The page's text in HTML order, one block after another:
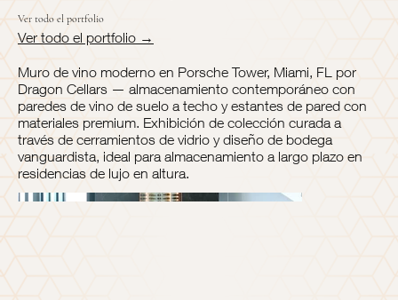
Ver todo el portfolio
Ver todo el portfolio →
Muro de vino moderno en Porsche Tower, Miami, FL por
Dragon Cellars — almacenamiento contemporáneo con
paredes de vino de suelo a techo y estantes de pared con
materiales premium. Exhibición de colección curada a
través de cerramientos de vidrio y diseño de bodega
vanguardista, ideal para almacenamiento a largo plazo en
residencias de lujo en altura.